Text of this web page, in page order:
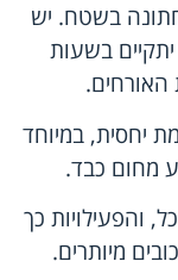
חתונה בשטח. יש
בשעות
האורחים.
יחסית, במיוחד
מחום כבד.
והפעילויות כך
מיותרים.